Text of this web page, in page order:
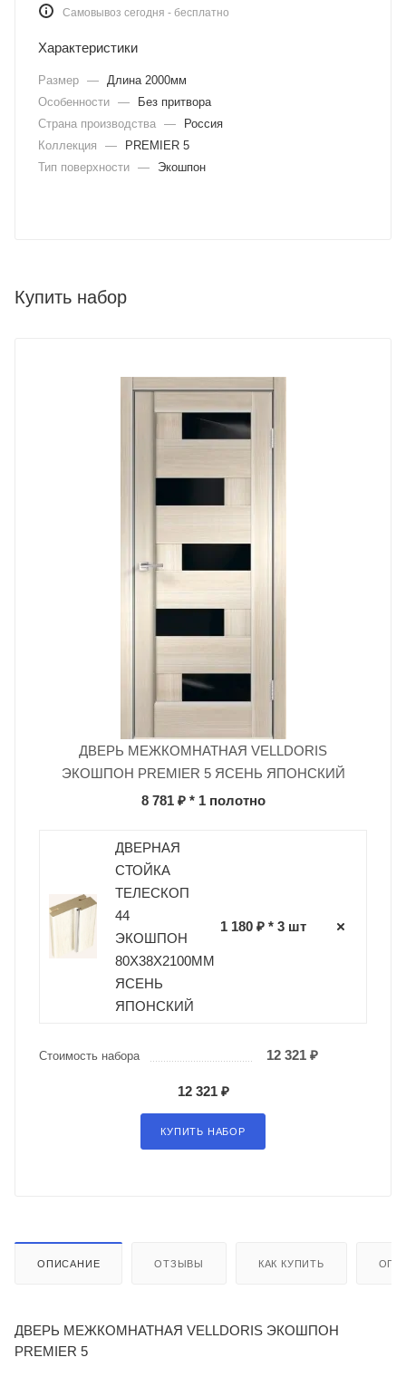
Самовывоз сегодня - бесплатно
Характеристики
Размер — Длина 2000мм
Особенности —
Без притвора
Страна производства —
Россия
Коллекция
—
PREMIER 5
Тип поверхности — Экошпон
Купить набор
ДВЕРЬ МЕЖКОМНАТНАЯ VELLDORIS
ЭКОШПОН PREMIER 5 ЯСЕНЬ ЯПОНСКИЙ
8 781 ₽* 1 полотно
ДВЕРНАЯ
СТОЙКА
ТЕЛЕСКОП
44
ЭКОШПОН
80Х38Х2100ММ
ЯСЕНЬ
ЯПОНСКИЙ
1 180 ₽ * 3 шт
Стоимость набора 12 321 ₽
12 321 ₽
КУПИТЬ НАБОР
ОПИСАНИЕ ОТЗЫВЫ КАК КУПИТЬ
ДВЕРЬ МЕЖКОМНАТНАЯ VELLDORIS ЭКОШПОН
PREMIER 5